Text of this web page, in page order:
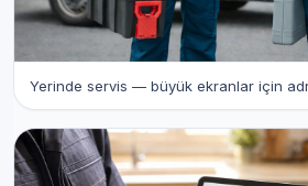
Yerinde servis — büyük ekranlar için